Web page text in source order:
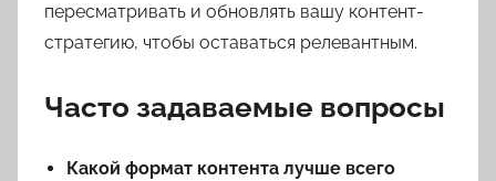
пересматривать и обновлять вашу контент-
стратегию, чтобы оставаться релевантным.
Часто задаваемые вопросы
Какой формат контента лучше всего